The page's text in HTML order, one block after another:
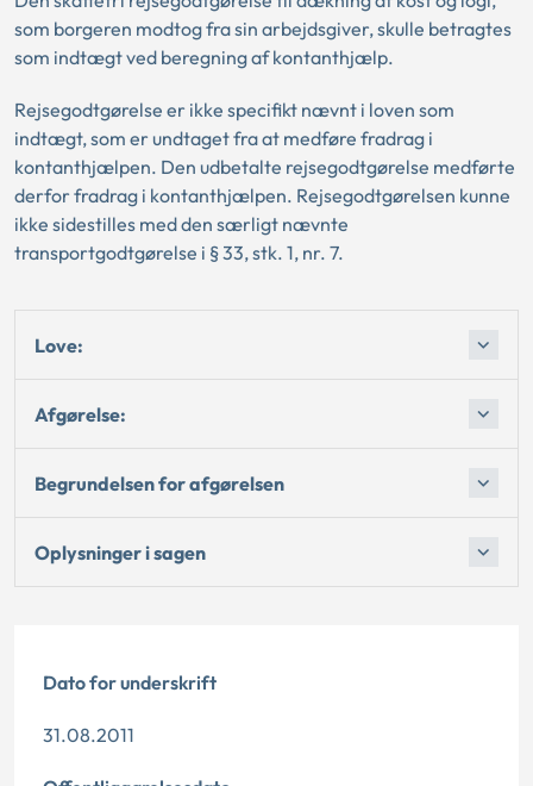
som borgeren modtog fra sin arbejdsgiver, skulle betragtes
som indtægt ved beregning af kontanthjælp.
Rejsegodtgørelse er ikke specifikt nævnt i loven som
indtægt, som er undtaget fra at medføre fradrag i
kontanthjælpen. Den udbetalte rejsegodtgørelse medførte
derfor fradrag i kontanthjælpen. Rejsegodtgørelsen kunne
ikke sidestilles med den særligt nævnte
transportgodtgørelse i § 33, stk. 1, nr. 7.
Love:
Afgørelse:
Begrundelsen for afgørelsen
Oplysninger i sagen
Dato for underskrift
31.08.2011